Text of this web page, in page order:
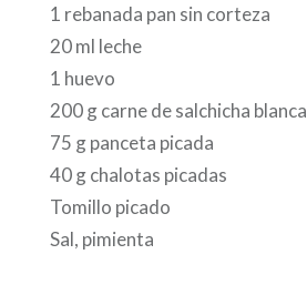
1 rebanada pan sin corteza
20 ml leche
1 huevo
200 g carne de salchicha blanca
75 g panceta picada
40 g chalotas picadas
Tomillo picado
Sal, pimienta